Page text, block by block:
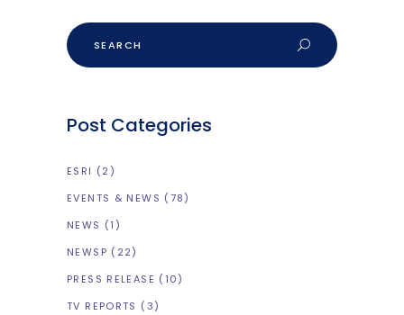
Post Categories
ESRI (2)
EVENTS & NEWS (78)
NEWS (1)
NEWSP (22)
PRESS RELEASE (10)
TV REPORTS (3)